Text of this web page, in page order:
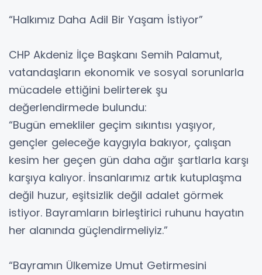
“Halkımız Daha Adil Bir Yaşam İstiyor”
CHP Akdeniz İlçe Başkanı Semih Palamut,
vatandaşların ekonomik ve sosyal sorunlarla
mücadele ettiğini belirterek şu
değerlendirmede bulundu:
“Bugün emekliler geçim sıkıntısı yaşıyor,
gençler geleceğe kaygıyla bakıyor, çalışan
kesim her geçen gün daha ağır şartlarla karşı
karşıya kalıyor. İnsanlarımız artık kutuplaşma
değil huzur, eşitsizlik değil adalet görmek
istiyor. Bayramların birleştirici ruhunu hayatın
her alanında güçlendirmeliyiz.”
“Bayramın Ülkemize Umut Getirmesini